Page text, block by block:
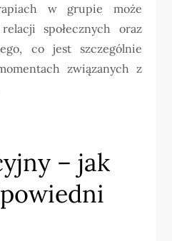
w grupie może
społecznych oraz
co jest szczególnie
związanych z
– jak